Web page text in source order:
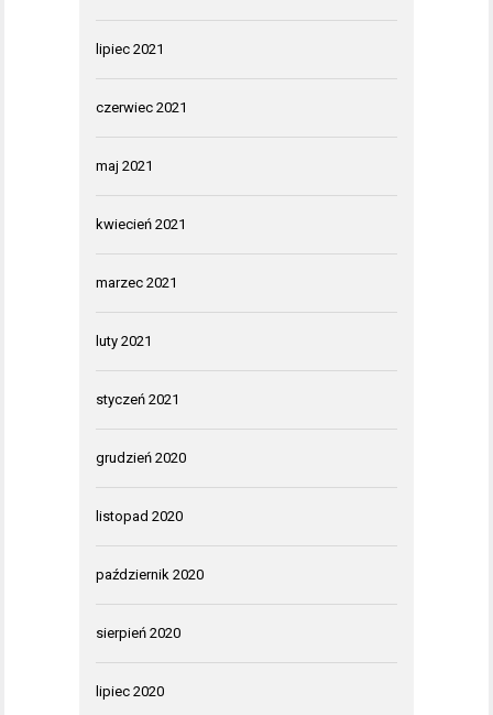
lipiec 2021
czerwiec 2021
maj 2021
kwiecień 2021
marzec 2021
luty 2021
styczeń 2021
grudzień 2020
listopad 2020
październik 2020
sierpień 2020
lipiec 2020